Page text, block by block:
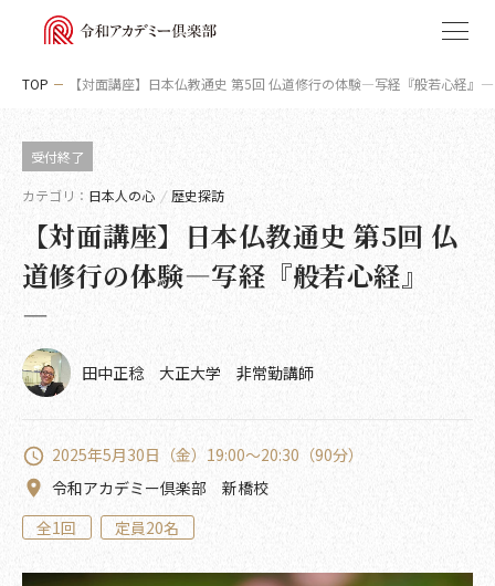
私たちについて
講座
アクセス
受講規約
特定商取引法に基づく表記
プライバシーポリシー
TOP 【対面講座】日本仏教通史 第5回 仏道修行の体験―写経『般若心経
受付終了
カテゴリ 日本人の心 / 歴史探訪
【対面講座】日本仏教通史 第5回 仏
道修行の体験―写経『般若心経』
―
田中正稔 大正大学 非常勤講師
2025年5月30日（金）19:00～20:30（90分）
令和アカデミー倶楽部 新橋校
全1回
定員20名